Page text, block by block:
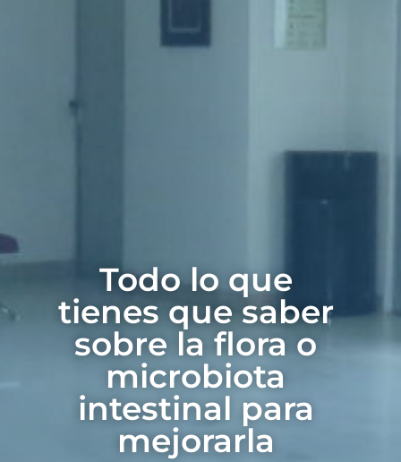
Todo lo que
tienes que saber
sobre la flora o
microbiota
intestinal para
mejorarla